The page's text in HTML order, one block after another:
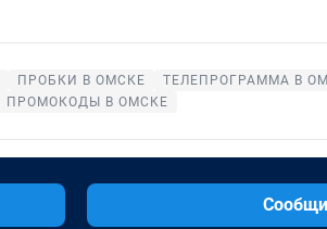
ПРОБКИ В ОМСКЕ ТЕЛЕПРОГРАММА В
ПРОМОКОДЫ В ОМСКЕ